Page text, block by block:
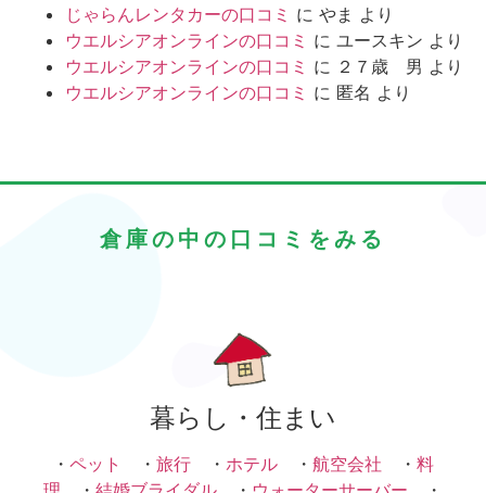
じゃらんレンタカーの口コミ に やま より
ウエルシアオンラインの口コミ に ユースキン より
ウエルシアオンラインの口コミ に ２７歳 男 より
ウエルシアオンラインの口コミ に 匿名 より
倉庫の中の口コミをみる
暮らし・住まい
・ ペット ・ 旅行 ・ ホテル ・ 航空会社 ・ 料